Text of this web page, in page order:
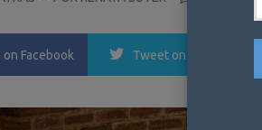
on Facebook Tweet on Twitter